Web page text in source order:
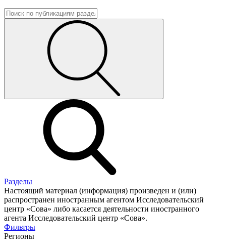
Разделы
Настоящий материал (информация) произведен и (или)
распространен иностранным агентом Исследовательский
центр «Сова» либо касается деятельности иностранного
агента Исследовательский центр «Сова».
Фильтры
Регионы